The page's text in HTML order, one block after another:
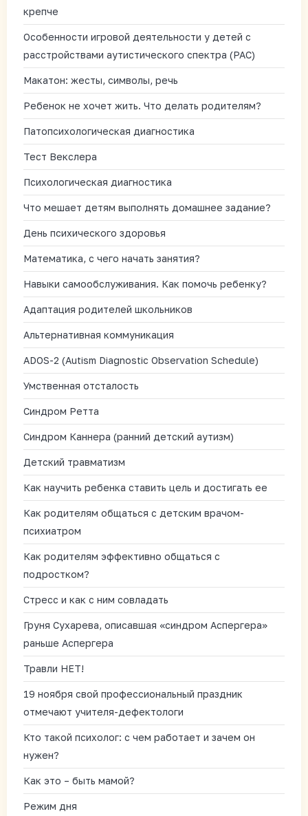
крепче
Особенности игровой деятельности у детей с
расстройствами аутистического спектра (РАС)
Макатон: жесты, символы, речь
Ребенок не хочет жить. Что делать родителям?
Патопсихологическая диагностика
Тест Векслера
Психологическая диагностика
Что мешает детям выполнять домашнее задание?
День психического здоровья
Математика, с чего начать занятия?
Навыки самообслуживания. Как помочь ребенку?
Адаптация родителей школьников
Альтернативная коммуникация
ADOS-2 (Autism Diagnostic Observation Schedule)
Умственная отсталость
Синдром Ретта
Синдром Каннера (ранний детский аутизм)
Детский травматизм
Как научить ребенка ставить цель и достигать ее
Как родителям общаться с детским врачом-
психиатром
Как родителям эффективно общаться с
подростком?
Стресс и как с ним совладать
Груня Сухарева, описавшая «синдром Аспергера»
раньше Аспергера
Травли НЕТ!
19 ноября свой профессиональный праздник
отмечают учителя-дефектологи
Кто такой психолог: с чем работает и зачем он
нужен?
Как это – быть мамой?
Режим дня